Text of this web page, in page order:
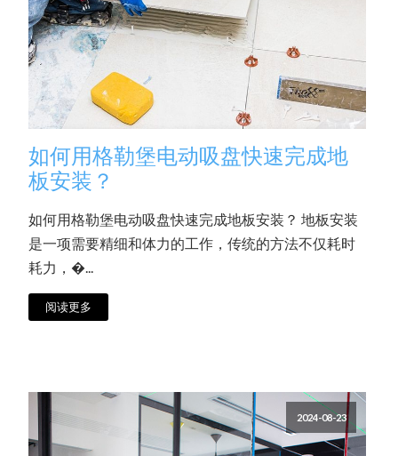
如何用格勒堡电动吸盘快速完成地
板安装？
如何用格勒堡电动吸盘快速完成地板安装？ 地板安装
是一项需要精细和体力的工作，传统的方法不仅耗时
耗力，�...
阅读更多
2024-08-23